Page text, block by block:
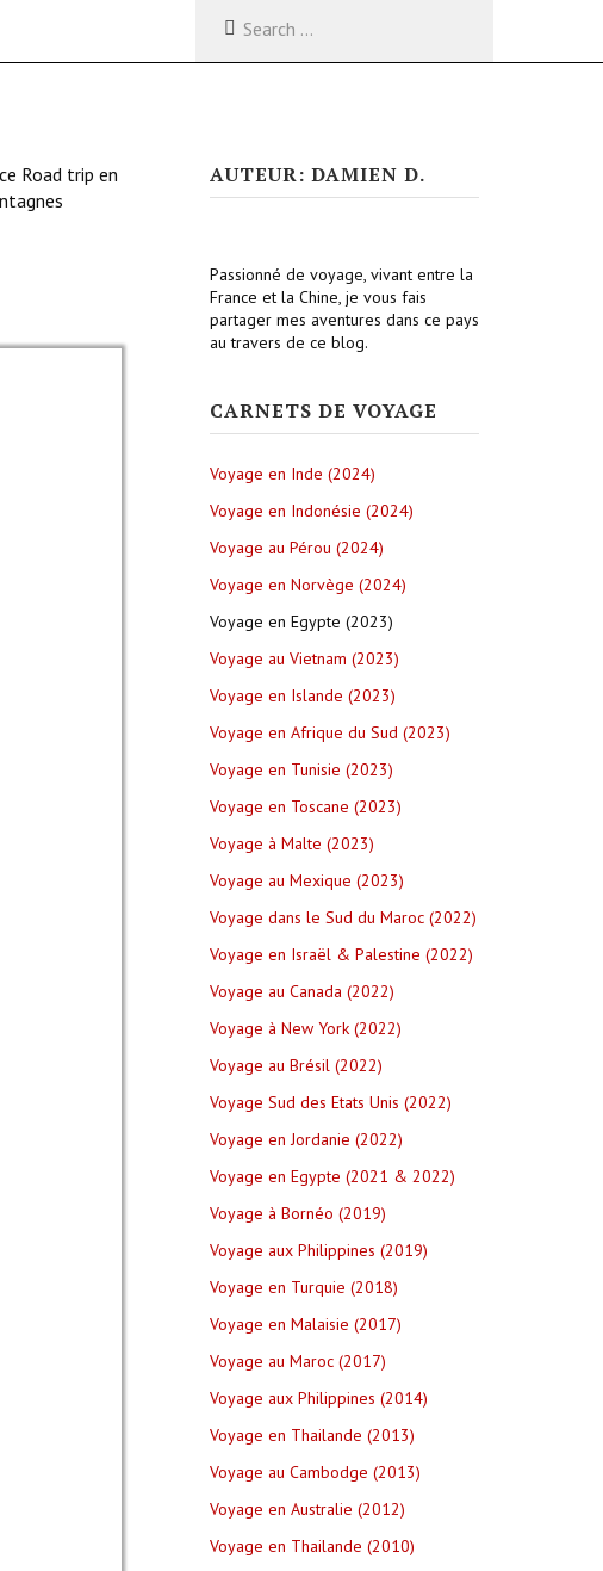
Road trip en
AUTEUR: DAMIEN D.
Passionné de voyage, vivant entre la
France et la Chine, je vous fais
partager mes aventures dans ce pays
au travers de ce blog.
CARNETS DE VOYAGE
Voyage en Inde (2024)
Voyage en Indonésie (2024)
Voyage au Pérou (2024)
Voyage en Norvège (2024)
Voyage en Egypte (2023)
Voyage au Vietnam (2023)
Voyage en Islande (2023)
Voyage en Afrique du Sud (2023)
Voyage en Tunisie (2023)
Voyage en Toscane (2023)
Voyage à Malte (2023)
Voyage au Mexique (2023)
Voyage dans le Sud du Maroc (2022)
Voyage en Israël & Palestine (2022)
Voyage au Canada (2022)
Voyage à New York (2022)
Voyage au Brésil (2022)
Voyage Sud des Etats Unis (2022)
Voyage en Jordanie (2022)
Voyage en Egypte (2021 & 2022)
Voyage à Bornéo (2019)
Voyage aux Philippines (2019)
Voyage en Turquie (2018)
Voyage en Malaisie (2017)
Voyage au Maroc (2017)
Voyage aux Philippines (2014)
Voyage en Thailande (2013)
Voyage au Cambodge (2013)
Voyage en Australie (2012)
Voyage en Thailande (2010)